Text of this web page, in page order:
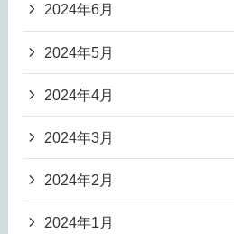
2024年6月
2024年5月
2024年4月
2024年3月
2024年2月
2024年1月